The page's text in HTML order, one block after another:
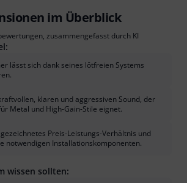
im Überblick
zusammengefasst durch KI
lässt sich dank seines lötfreien Systems
klaren und aggressiven Sound, der
Metal und High-Gain-Stile eignet.
Preis-Leistungs-Verhältnis und
notwendigen Installationskomponenten.
wissen sollten: